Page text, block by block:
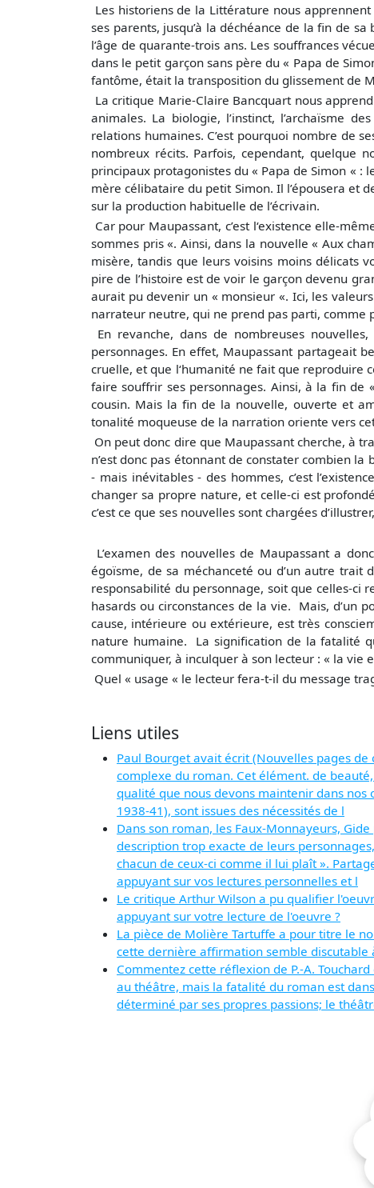
Les historiens de la Littérature nous
ses parents, jusqu’à la déchéance de la fin de
l’âge de quarante-trois ans. Les souffrances
dans le petit garçon sans père du « Papa de
fantôme, était la transposition du glissement de
La critique Marie-Claire Bancquart nous
animales. La biologie, l’instinct, l’archaïsme
relations humaines. C’est pourquoi nombre de
nombreux récits. Parfois, cependant, quelque
principaux protagonistes du « Papa de Simon «
mère célibataire du petit Simon. Il l’épousera et
sur la production habituelle de l’écrivain.
Car pour Maupassant, c’est l‘existence elle-
sommes pris «. Ainsi, dans la nouvelle « Aux
misère, tandis que leurs voisins moins
pire de l’histoire est de voir le garçon devenu
aurait pu devenir un « monsieur «. Ici, les
narrateur neutre, qui ne prend pas parti, comme
En revanche, dans de nombreuses
personnages. En effet, Maupassant partageait
cruelle, et que l‘humanité ne fait que reproduire
faire souffrir ses personnages. Ainsi, à la fin de
cousin. Mais la fin de la nouvelle, ouverte et
tonalité moqueuse de la narration oriente vers
On peut donc dire que Maupassant cherche, à
n’est donc pas étonnant de constater combien
- mais inévitables - des hommes, c’est
changer sa propre nature, et celle-ci est
c’est ce que ses nouvelles sont chargées
L’examen des nouvelles de Maupassant a
égoïsme, de sa méchanceté ou d’un autre
responsabilité du personnage, soit que celles-ci
hasards ou circonstances de la vie. Mais, d’un
cause, intérieure ou extérieure, est très
nature humaine. La signification de la fatalité
communiquer, à inculquer à son lecteur : « la vie
Quel « usage « le lecteur fera-t-il du message
Liens utiles
Paul Bourget avait écrit (Nouvelles pages
complexe du roman. Cet élément. de
qualité que nous devons maintenir dans
1938-41), sont issues des nécessités de l
Dans son roman, les Faux-Monnayeurs,
description trop exacte de leurs
chacun de ceux-ci comme il lui plaît ».
appuyant sur vos lectures personnelles et l
Le critique Arthur Wilson a pu qualifier
appuyant sur votre lecture de l'oeuvre ?
La pièce de Molière Tartuffe a pour titre le
cette dernière affirmation semble discutable
Commentez cette réflexion de P.-A.
au théâtre, mais la fatalité du roman est
déterminé par ses propres passions; le